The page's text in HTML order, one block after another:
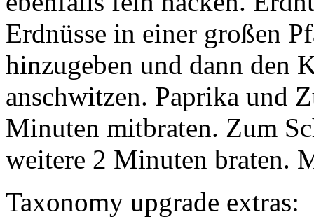
Erdnüsse in einer großen
hinzugeben und dann den
anschwitzen. Paprika und
Minuten mitbraten. Zum
weitere 2 Minuten braten.
Taxonomy upgrade extras: